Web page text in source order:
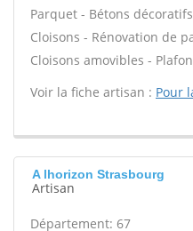
Parquet - Bétons
Cloisons - Rénovation de
Cloisons amovibles -
Voir la fiche artisan : Pour
A lhorizon Strasbourg
Artisan
Département: 67